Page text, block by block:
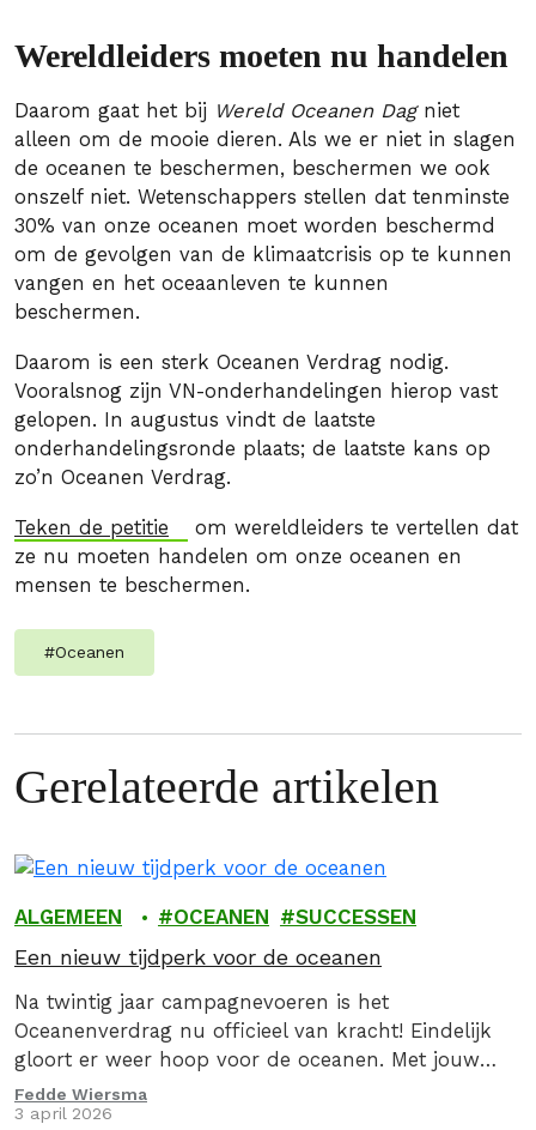
Wereldleiders moeten nu handelen
Daarom gaat het bij Wereld Oceanen Dagniet
alleen om de mooie dieren. Als we er niet in slagen
de oceanen te beschermen, beschermen we ook
onszelf niet. Wetenschappers stellen dat tenminste
30% van onze oceanen moet worden beschermd
om de gevolgen van de klimaatcrisis op te kunnen
vangen en het oceaanleven te kunnen
beschermen.
Daarom is een sterk Oceanen Verdrag nodig.
Vooralsnog zijn VN-onderhandelingen hierop vast
gelopen. In augustus vindt de laatste
onderhandelingsronde plaats; de laatste kans op
zo’n Oceanen Verdrag.
Teken de petitie
om wereldleiders te vertellen dat
ze nu moeten handelen om onze oceanen en
mensen te beschermen.
#Oceanen
Gerelateerde artikelen
ALGEMEEN OCEANEN SUCCESSEN
Een nieuw tijdperk voor de oceanen
Na twintig jaar campagnevoeren is het
Oceanenverdrag nu officieel van kracht! Eindelijk
gloort er weer hoop voor de oceanen. Met jouw
onmisbare steun hebben we de wetteloosheid op
zee een…
Fedde Wiersma
3 april 2026